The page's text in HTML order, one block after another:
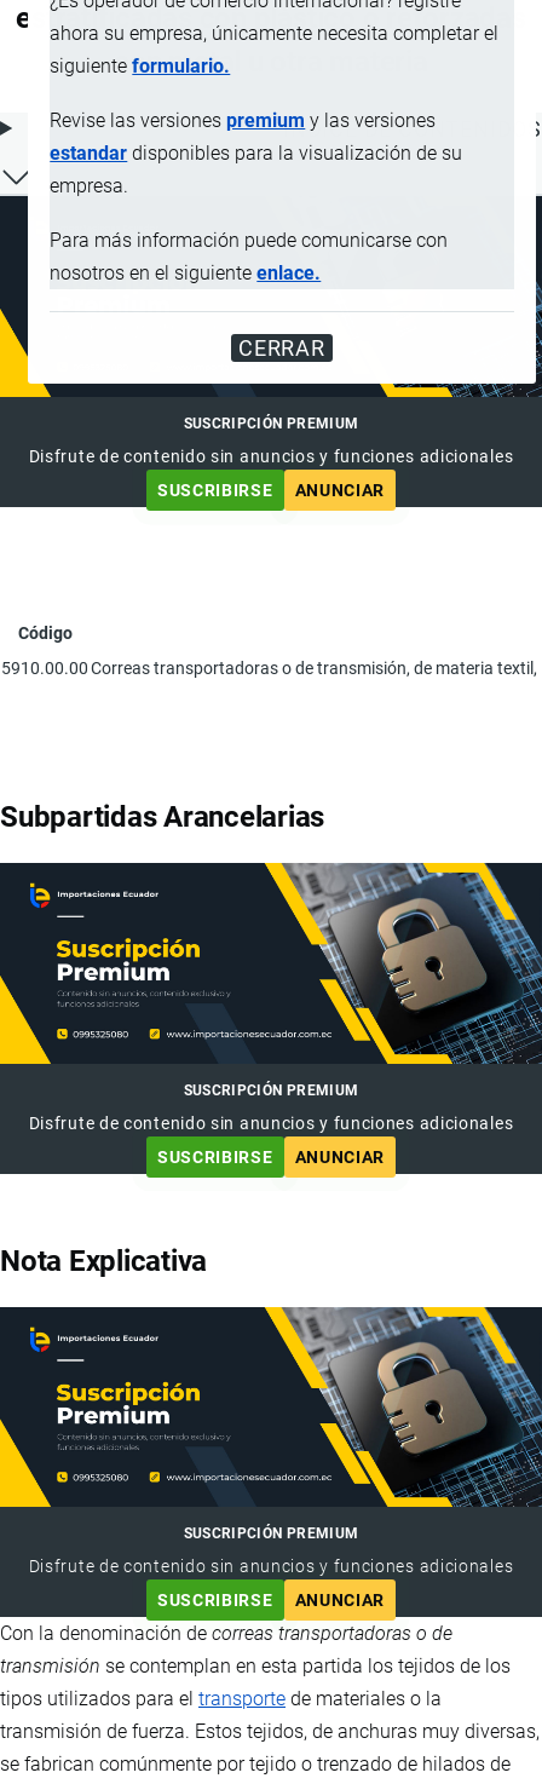
ahora su empresa, únicamente necesita completar el
siguienteformulario.
Revise las versionespremium y las versiones
estandar disponibles para la visualización de su
empresa.
Para más información puede comunicarse con
nosotros en el siguienteenlace.
CERRAR
estratificadas con plástico o reforzadas
con metal u otra materia
ÍNDICE DE CONTENIDOS
SUSCRIPCIÓN PREMIUM
Disfrute de contenido sin anuncios y funciones adicionales
SUSCRIBIRSE
ANUNCIAR
Código
5910.00.00Correas transportadoras o de transmisión, de materia
Subpartidas Arancelarias
SUSCRIPCIÓN PREMIUM
Disfrute de contenido sin anuncios y funciones adicionales
SUSCRIBIRSE
ANUNCIAR
Nota Explicativa
SUSCRIPCIÓN PREMIUM
Disfrute de contenido sin anuncios y funciones adicionales
SUSCRIBIRSE
ANUNCIAR
Con la denominación de correas transportadoras o de
transmisión se contemplan en esta partida los tejidos de los
tipos utilizados para el transporte de materiales o la
transmisión de fuerza. Estos tejidos, de anchuras muy diversas,
se fabrican comúnmente por tejido o trenzado de hilados de